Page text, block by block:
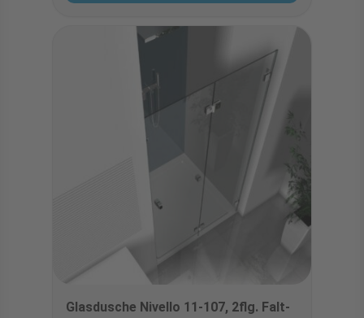
Glasdusche Nivello 11-107, 2flg. Falt-